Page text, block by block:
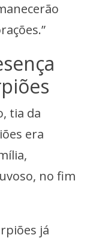
tia da
era
no fim
já